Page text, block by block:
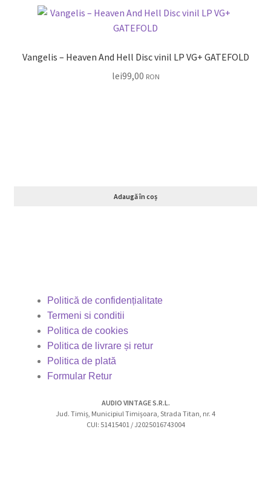
Vangelis – Heaven And Hell Disc vinil LP VG+ GATEFOLD
lei99,00 RON
Adaugă în coș
Politică de confidențialitate
Termeni si conditii
Politica de cookies
Politica de livrare și retur
Politica de plată
Formular Retur
AUDIO VINTAGE S.R.L.
Jud. Timiș, Municipiul Timișoara, Strada Titan, nr. 4
CUI: 51415401 / J2025016743004